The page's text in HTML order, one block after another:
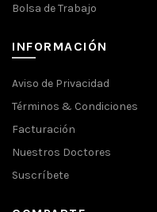
Bolsa de Trabajo
INFORMACIÓN
Aviso de Privacidad
Términos & Condiciones
Facturación
Nuestros Doctores
Suscríbete